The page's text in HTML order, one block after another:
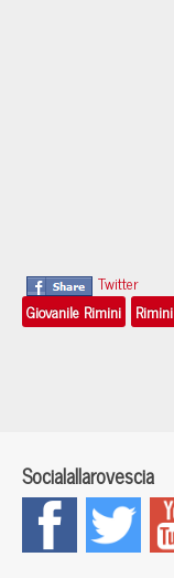
Twitter
Giovanile Rimini
Rimini
Socialallarovescia